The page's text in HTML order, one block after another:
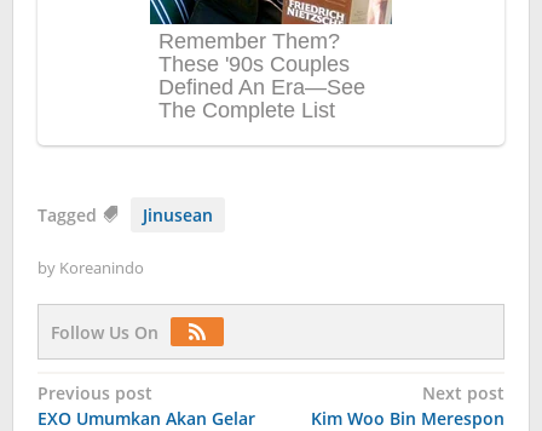
Tagged Jinusean
by Koreanindo
Follow Us On
Post
Previous post
EXO Umumkan Akan Gelar
Next post
Kim Woo Bin Merespon